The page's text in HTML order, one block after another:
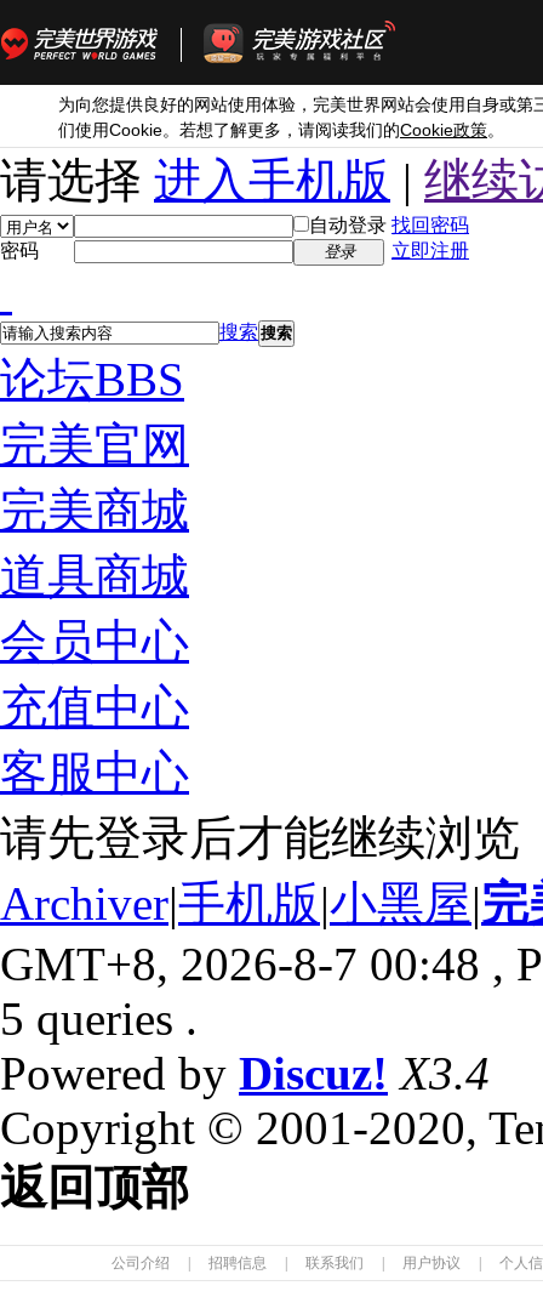
为向您提供良好的网站使用体验，完美世界网站会使用自身或第
们使用Cookie。若想了解更多，请阅读我们的Cookie政策。
请选择 进入手机版 | 继续
自动登录 找回密码
密码
登录 立即注册
搜索 搜索
论坛BBS
完美官网
完美商城
道具商城
会员中心
充值中心
客服中心
请先登录后才能继续浏览
Archiver|手机版|小黑屋|完
GMT+8, 2026-8-7 00:48 ,
5 queries .
Powered by Discuz! X3.4
Copyright © 2001-2020,
返回顶部
公司介绍 招聘信息 联系我们 用户协议 个人